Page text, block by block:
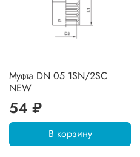
Муфта DN 05 1SN/2SC
NEW
54 ₽
В корзину